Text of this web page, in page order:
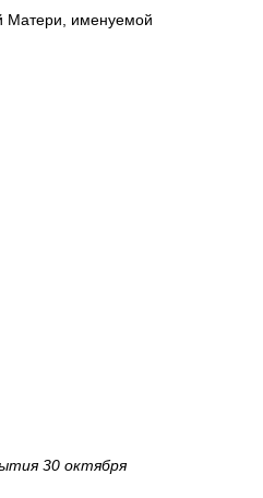
Матери, именуемой
30 октября